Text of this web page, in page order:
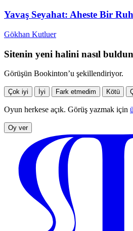
Yavaş Seyahat: Aheste Bir
Gökhan Kutluer
Sitenin yeni halini nasıl
Görüşün Bookinton’u şekillendiriyor.
Çok iyi İyi Fark etmedim Kötü
Oyun herkese açık. Görüş yazmak için
Oy ver